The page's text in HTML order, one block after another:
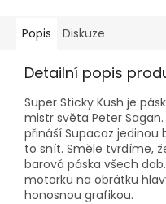
Popis Diskuze
Detailní popis
Super Sticky Kush je
mistr světa Peter Sagan.
přináší Supacaz jedinou
to snít. Směle tvrdíme,
barová páska všech dob.
motorku na obrátku
honosnou grafikou.